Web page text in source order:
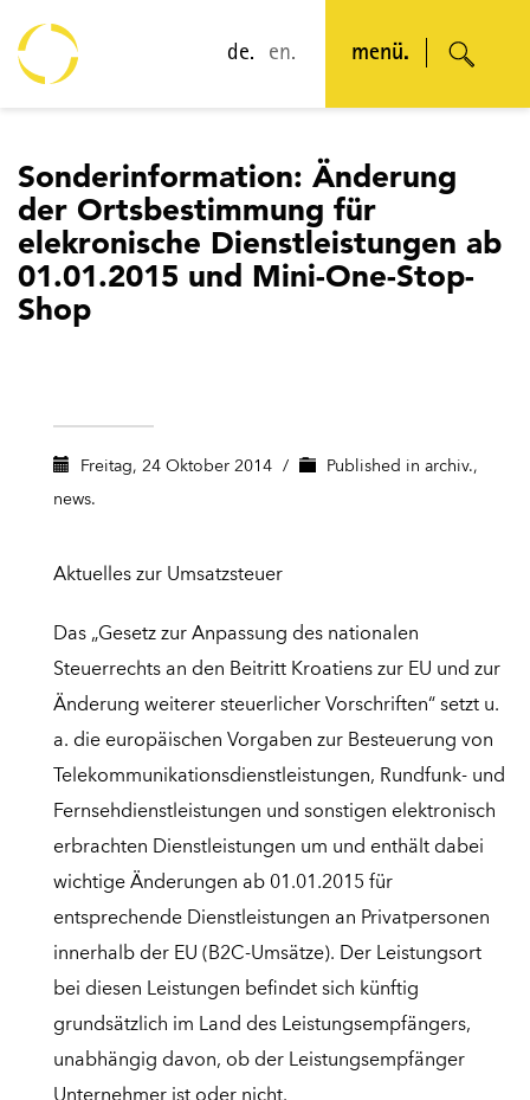
de. en. menü.
Sonderinformation: Änderung
der Ortsbestimmung für
elekronische Dienstleistungen ab
01.01.2015 und Mini-One-Stop-
Shop
Freitag, 24 Oktober 2014 / Published in archiv.,
news.
Aktuelles zur Umsatzsteuer
Das „Gesetz zur Anpassung des nationalen
Steuerrechts an den Beitritt Kroatiens zur EU und zur
Änderung weiterer steuerlicher Vorschriften“ setzt u.
a. die europäischen Vorgaben zur Besteuerung von
Telekommunikationsdienstleistungen, Rundfunk- und
Fernsehdienstleistungen und sonstigen elektronisch
erbrachten Dienstleistungen um und enthält dabei
wichtige Änderungen ab 01.01.2015 für
entsprechende Dienstleistungen an Privatpersonen
innerhalb der EU (B2C-Umsätze). Der Leistungsort
bei diesen Leistungen befindet sich künftig
grundsätzlich im Land des Leistungsempfängers,
unabhängig davon, ob der Leistungsempfänger